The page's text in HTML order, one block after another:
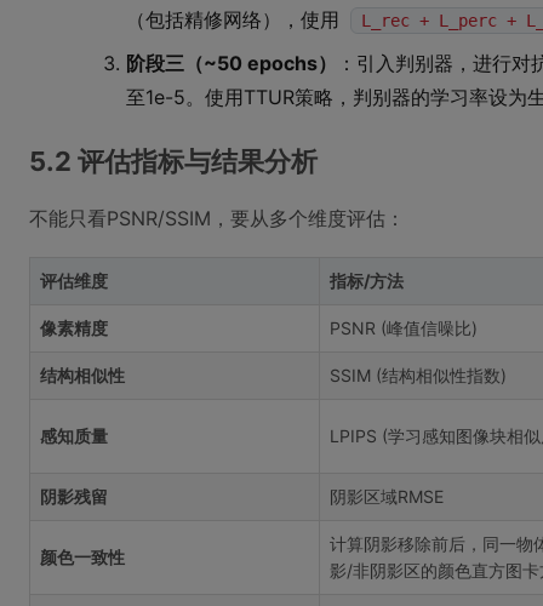
（包括精修网络），使用
L_rec + L_perc +
阶段三（~50 epochs）
：引入判别器，进行
至1e-5。使用TTUR策略，判别器的学习率设为
5.2 评估指标与结果分析
不能只看PSNR/SSIM，要从多个维度评估：
评估维度 指标/方法
像素精度 PSNR (峰值信噪比)
结构相似性 SSIM (结构相似性指数)
感知质量 LPIPS (学习感知图像块相
阴影残留 阴影区域RMSE
颜色一致性
计算阴影移除前后，同一物
影/非阴影区的颜色直方图